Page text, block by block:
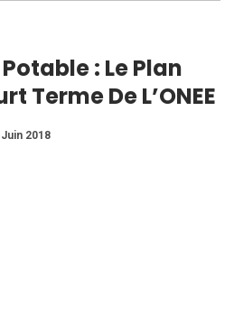
: Le Plan
Terme De L’ONEE
Juin 2018